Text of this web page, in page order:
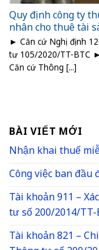
Quy định công ty
nhân cho thuê tài
► Căn cứ Nghị định
tư 105/2020/TT-BTC
Căn cứ Thông [...]
BÀI VIẾT MỚI
Nhận khai thuế
Công việc ban
Tài khoản 911 –
tư số 200/2014/
Tài khoản 821 –